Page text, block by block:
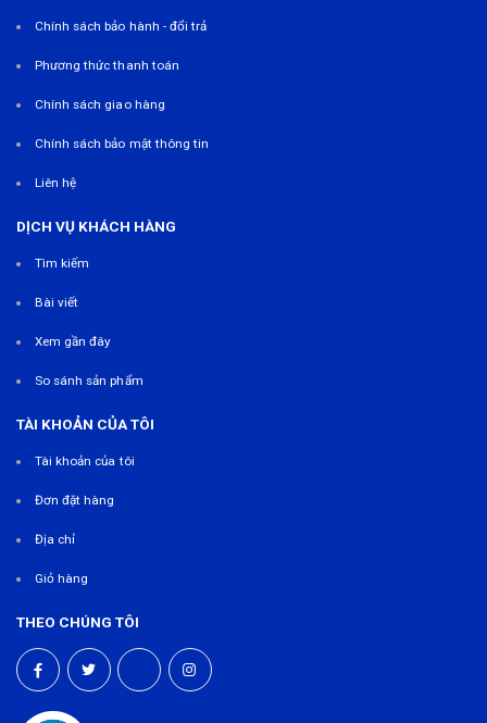
Chính sách bảo hành - đổi trả
Phương thức thanh toán
Chính sách giao hàng
Chính sách bảo mật thông tin
Liên hệ
DỊCH VỤ KHÁCH HÀNG
Tìm kiếm
Bài viết
Xem gần đây
So sánh sản phẩm
TÀI KHOẢN CỦA TÔI
Tài khoản của tôi
Đơn đặt hàng
Địa chỉ
Giỏ hàng
THEO CHÚNG TÔI